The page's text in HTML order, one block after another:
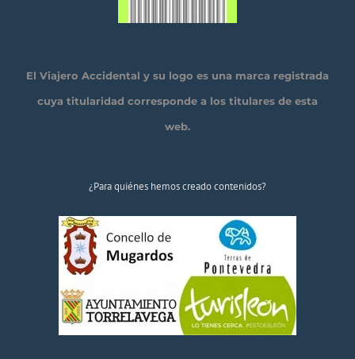
El Viajero Accidental y su logo es una marca registrada
cuya titularidad corresponde a los titulares de esta
web.
¿Para quiénes hemos creado contenidos?